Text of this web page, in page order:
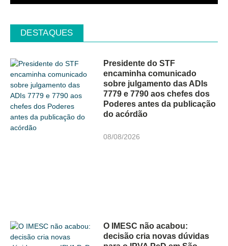
DESTAQUES
Presidente do STF
encaminha comunicado
sobre julgamento das ADIs
7779 e 7790 aos chefes dos
Poderes antes da publicação
do acórdão
08/08/2026
O IMESC não acabou:
decisão cria novas dúvidas